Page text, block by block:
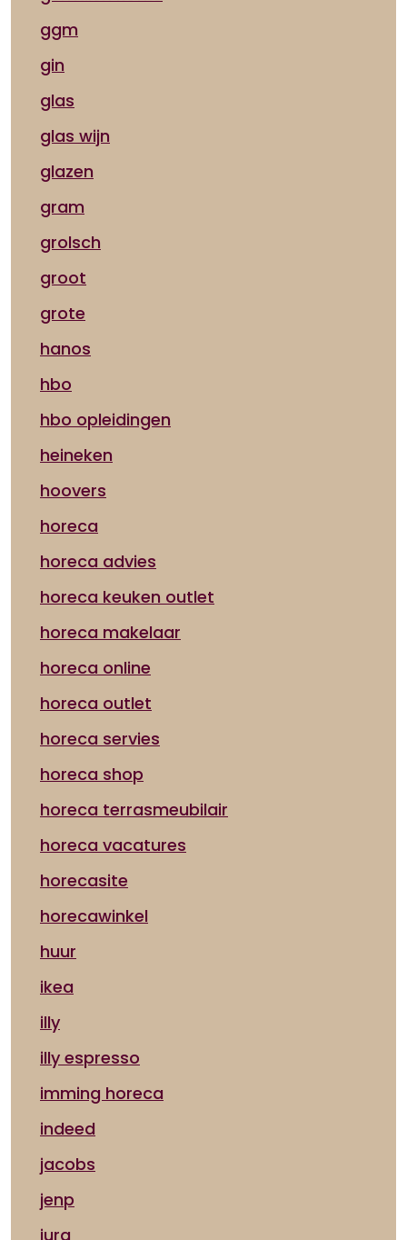
ggm
gin
glas
glas wijn
glazen
gram
grolsch
groot
grote
hanos
hbo
hbo opleidingen
heineken
hoovers
horeca
horeca advies
horeca keuken outlet
horeca makelaar
horeca online
horeca outlet
horeca servies
horeca shop
horeca terrasmeubilair
horeca vacatures
horecasite
horecawinkel
huur
ikea
illy
illy espresso
imming horeca
indeed
jacobs
jenp
jura